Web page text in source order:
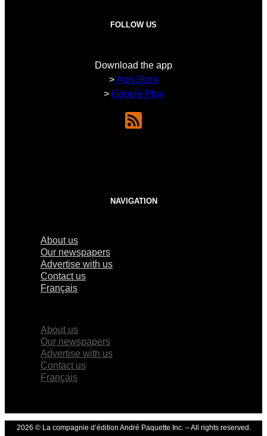
FOLLOW US
Download the app
>App Store
> Google Play
NAVIGATION
About us
Our newspapers
Advertise with us
Contact us
Français
About us
Our newspapers
Advertise with us
Contact us
Français
2026 © La compagnie d’édition André Paquette Inc. – All rights reserved.